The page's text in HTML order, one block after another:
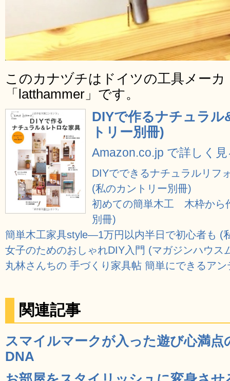
このカナヅチはドイツの工具メー
「latthammer」です。
DIYで作るナチュラ
トリー別冊)
Amazon.co.jp で詳しく
DIYでできるナチュラルリフ
(私のカントリー別冊)
初めての簡単木工 木枠から
別冊)
簡単木工家具style―1万円以内半日で初心者も (
女子のためのおしゃれDIY入門 (マガジンハウス
丸林さんちの 手づくり家具帖 簡単にできるア
関連記事
スマイルマークが入った遊び心満
DNA